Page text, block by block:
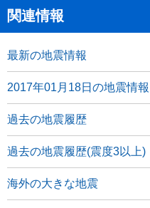
関連情報
最新の地震情報
2017年01月18日の地震情報
過去の地震履歴
過去の地震履歴(震度3以上)
海外の大きな地震